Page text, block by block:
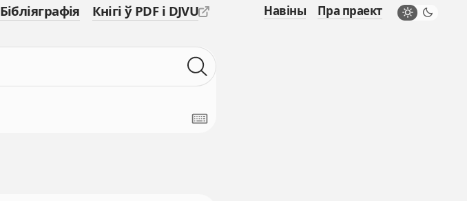
Бібліяграфія Кнігі ў PDF і DJVU Навіны Пра праект